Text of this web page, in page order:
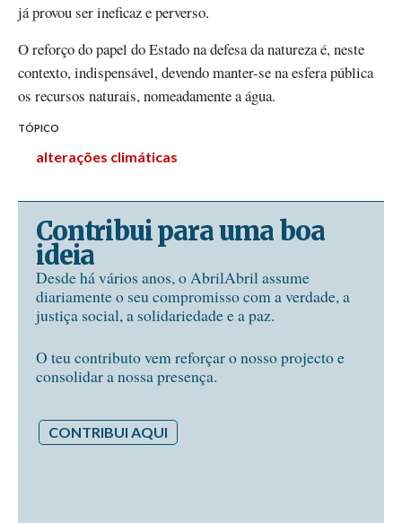
já provou ser ineficaz e perverso.
O reforço do papel do Estado na defesa da natureza é, neste
contexto, indispensável, devendo manter-se na esfera pública
os recursos naturais, nomeadamente a água.
TÓPICO
alterações climáticas
Contribui para uma boa
ideia
Desde há vários anos, o AbrilAbril assume
diariamente o seu compromisso com a verdade, a
justiça social, a solidariedade e a paz.
O teu contributo vem reforçar o nosso projecto e
consolidar a nossa presença.
CONTRIBUI AQUI